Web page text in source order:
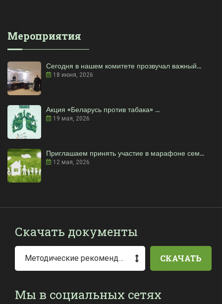
Мероприятия
Сегодня в нашем комитете прозвучал важный...
18 июня, 2026
Акция «Беларусь против табака» ...
19 мая, 2026
Приглашаем принять участие в марафоне сем...
12 мая, 2026
Скачать документы
Методические рекомендации по заполнению заявления о выдаче разрешения на специальное водопользование СКАЧАТЬ
Мы в социальных сетях